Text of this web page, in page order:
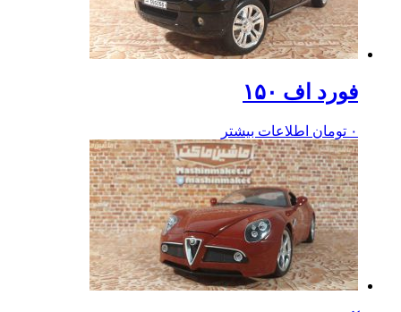
فورد اف ۱۵۰
۰ تومان اطلاعات بیشتر